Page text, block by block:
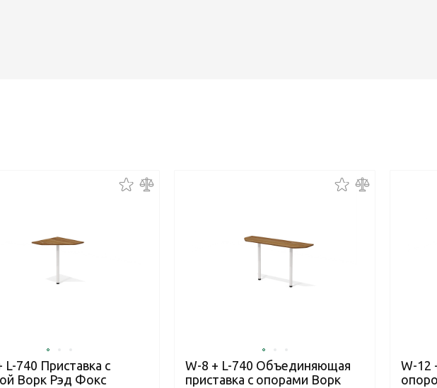
L-740 Приставка с
Ворк Рэд Фокс
W-8 + L-740 Объединяющая
приставка с опорами Ворк
W-12